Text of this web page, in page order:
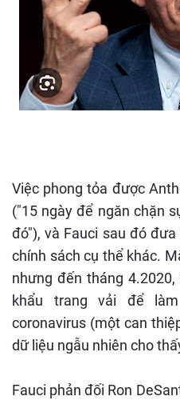
Việc phong tỏa được
("15 ngày để ngăn chặn
đó"), và Fauci sau đó
chính sách cụ thể khác.
nhưng đến tháng
khẩu trang vải để
coronavirus (một can
dữ liệu ngẫu nhiên cho
Fauci phản đối Ron